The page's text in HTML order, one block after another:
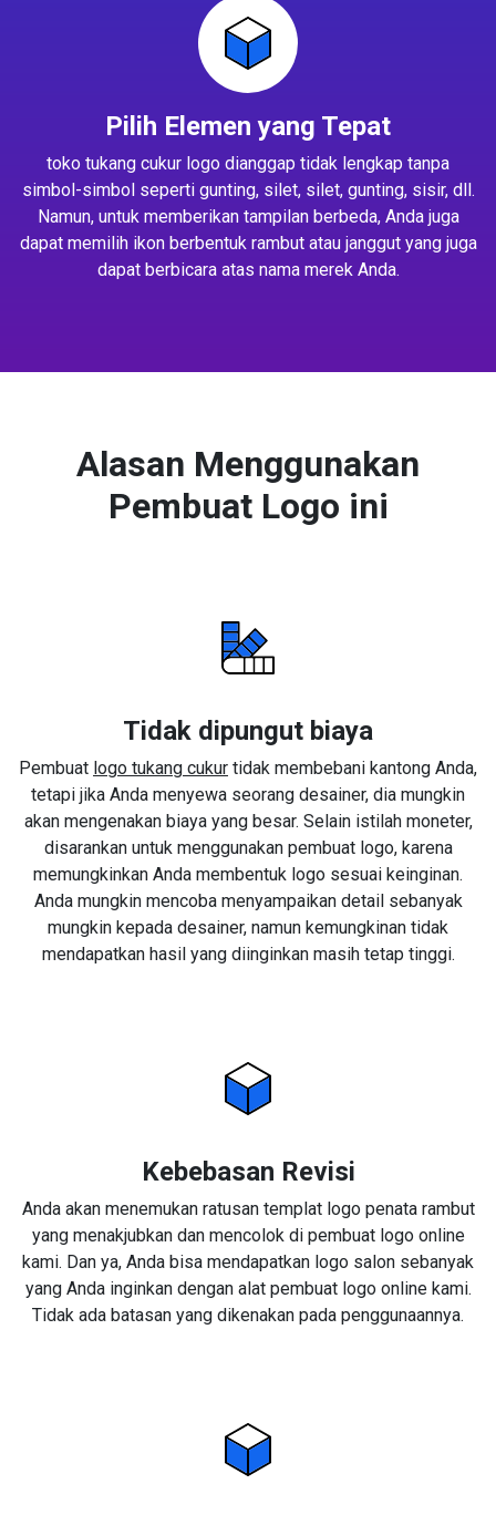
Pilih Elemen yang Tepat
toko tukang cukur logo dianggap tidak lengkap tanpa
simbol-simbol seperti gunting, silet, silet, gunting, sisir, dll.
Namun, untuk memberikan tampilan berbeda, Anda juga
dapat memilih ikon berbentuk rambut atau janggut yang juga
dapat berbicara atas nama merek Anda.
Alasan Menggunakan
Pembuat Logo ini
Tidak dipungut biaya
Pembuat logo tukang cukur tidak membebani kantong Anda,
tetapi jika Anda menyewa seorang desainer, dia mungkin
akan mengenakan biaya yang besar. Selain istilah moneter,
disarankan untuk menggunakan pembuat logo, karena
memungkinkan Anda membentuk logo sesuai keinginan.
Anda mungkin mencoba menyampaikan detail sebanyak
mungkin kepada desainer, namun kemungkinan tidak
mendapatkan hasil yang diinginkan masih tetap tinggi.
Kebebasan Revisi
Anda akan menemukan ratusan templat logo penata rambut
yang menakjubkan dan mencolok di pembuat logo online
kami. Dan ya, Anda bisa mendapatkan logo salon sebanyak
yang Anda inginkan dengan alat pembuat logo online kami.
Tidak ada batasan yang dikenakan pada penggunaannya.